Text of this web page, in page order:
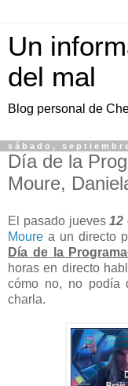
Un
del mal
Blog personal de
sábado,
Día de la
Moure,
El pasado jueves12
Moure a un directo
Día de la
horas en directo
cómo no, no podía
charla.